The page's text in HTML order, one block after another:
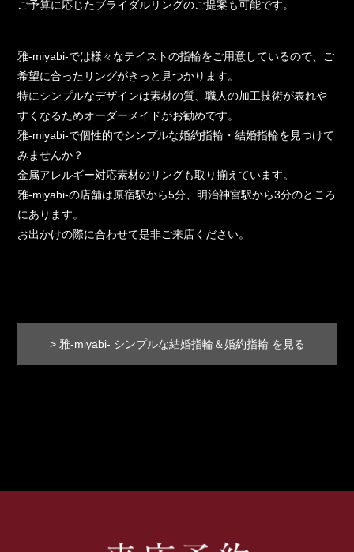
ご予算に応じたブライダルリングのご提案も可能です。
雅-miyabi-では様々なテイストの指輪をご用意しているので、ご
希望に合ったリングがきっと見つかります。
特にシンプルなデザインは素材の質、職人の加工技術が表れや
すくなるためオーダーメイドがお勧めです。
雅-miyabi-で個性的でシンプルな婚約指輪・結婚指輪を見つけて
みませんか？
金属アレルギー対応素材のリングも取り揃えています。
雅-miyabi-の店舗は原宿駅から5分、明治神宮駅から3分のところ
にあります。
お出かけの際に合わせて是非ご来店ください。
> 雅-miyabi- シンプルな結婚指輪＆婚約指輪 を見る